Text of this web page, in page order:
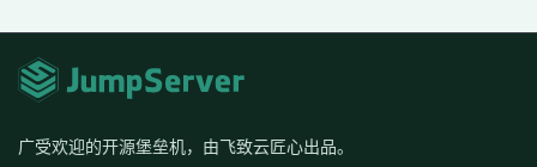
广受欢迎的开源堡垒机，由飞致云匠心出品。